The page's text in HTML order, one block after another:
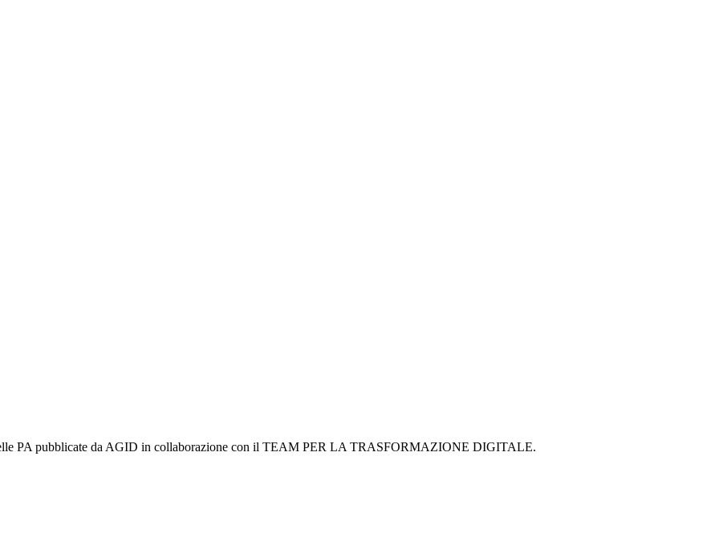
PA pubblicate da AGID in collaborazione con il TEAM PER LA TRASFORMAZIONE DIGITALE.